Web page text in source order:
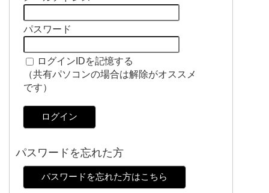
パスワード
ログインIDを記憶する
（共有パソコンの場合は解除がオススメ
です）
ログイン
パスワードを忘れた方
パスワードを忘れた方はこちら